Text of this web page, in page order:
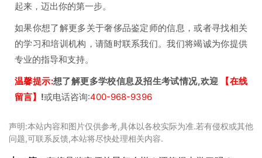
起来，迈出你的第一步。
如果你想了解更多关于奢侈品鉴定师的信息，或者寻找相关
的学习和培训机构，请随时联系我们。我们将竭诚为你提供
专业的指导和支持。
温馨提示:想了解更多学校信息及招生考试情况,欢迎
【在线
留言】 !或电话咨询:400-968-9396
声明:本站内容和图片仅供参考,具体以各校实际为准.若有侵权或其他
问题,可联系反馈,本站将尽快处理相关内容.